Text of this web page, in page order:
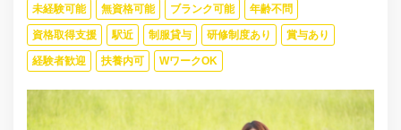
未経験可能 無資格可能 ブランク可能 年齢不問
資格取得支援 駅近 制服貸与 研修制度あり 賞与あり
経験者歓迎 扶養内可 WワークOK